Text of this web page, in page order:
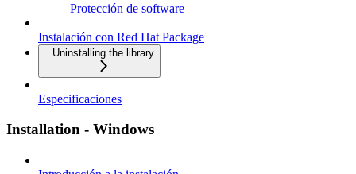
Protección de software
Instalación con Red Hat Package
Uninstalling the library
Especificaciones
Installation - Windows